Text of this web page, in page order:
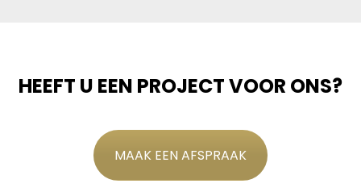
HEEFT U EEN PROJECT VOOR ONS?
MAAK EEN AFSPRAAK